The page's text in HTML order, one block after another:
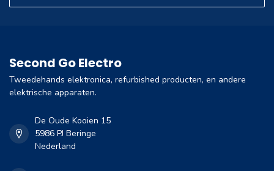
Second Go Electro
Tweedehands elektronica, refurbished producten, en andere
elektrische apparaten.
De Oude Kooien 15
5986 PJ Beringe
Nederland